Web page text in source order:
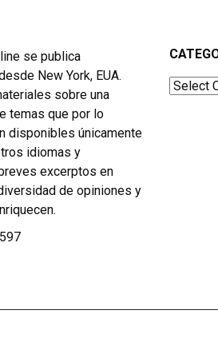
se publica
New York, EUA.
sobre una
temas que por lo
disponibles únicamente
idiomas y
excerptos en
de opiniones y